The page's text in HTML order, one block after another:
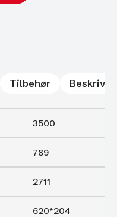
Tilbehør
3500
789
2711
620*204